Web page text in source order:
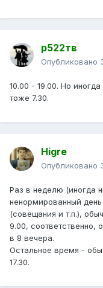
р522тв
Опубликовано
10.00 - 19.00. Но
тоже 7.30.
Higre
Опубликовано
Раз в неделю (иногда
ненормированный
(совещания и т.п.),
9.00, соответственно,
в 8 вечера.
Остальное время -
17.30.